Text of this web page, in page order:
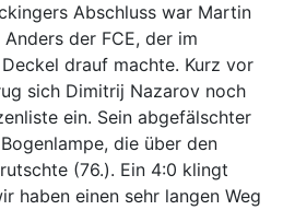
Abschluss war Martin
der FCE, der im
drauf machte. Kurz vor
sich Dimitrij Nazarov noch
ein. Sein abgefälschter
die über den
(76.). Ein 4:0 klingt
haben einen sehr langen Weg